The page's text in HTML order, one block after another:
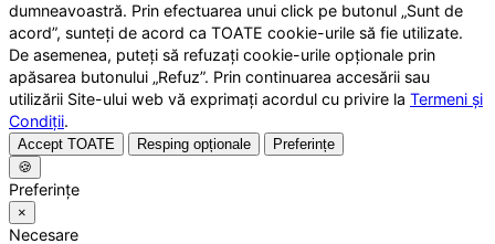
dumneavoastră. Prin efectuarea unui click pe butonul „Sunt de
acord”, sunteți de acord ca TOATE cookie-urile să fie utilizate.
De asemenea, puteți să refuzați cookie-urile opționale prin
apăsarea butonului „Refuz”. Prin continuarea accesării sau
utilizării Site-ului web vă exprimați acordul cu privire la Termeni și
Condiții.
Accept TOATE Resping opționale
Preferințe
🍪
Preferințe
×
Necesare